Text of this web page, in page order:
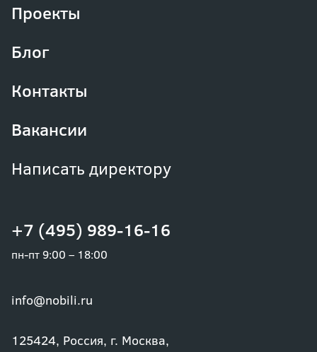
+7 (495) 989-16-16
пн-пт 9:00 – 18:00
info@nobili.ru
125424, Россия, г. Москва,
Проекты
Блог
Контакты
Вакансии
Написать директору